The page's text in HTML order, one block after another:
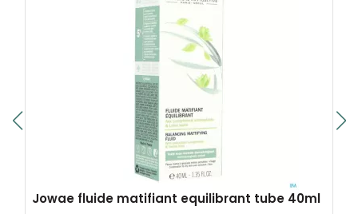
Jowae fluide matifiant equilibrant tube 40ml